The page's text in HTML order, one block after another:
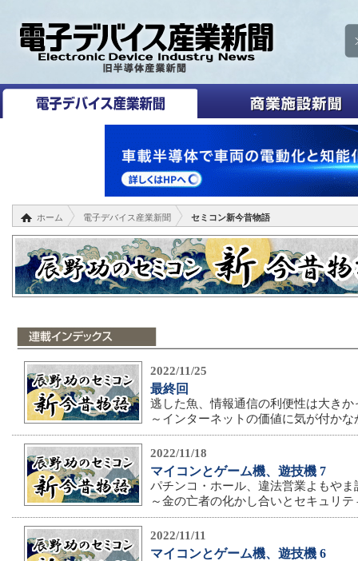
ホーム 電子デバイス産業新聞 セミコン新今昔物語
2022/11/25
最終回
逃した魚、情報通信の利便性は大きか
～インターネットの価値に気が付か
2022/11/18
マイコンとゲーム機、遊技機 7
パチンコ・ホール、違法営業よもやま
～金の亡者の化かし合いとセキュリ
2022/11/11
マイコンとゲーム機、遊技機 6